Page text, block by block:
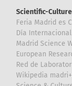
Scientific-Culture
Feria Madrid es
Día
Madrid Science
European
Red de
Wikipedia